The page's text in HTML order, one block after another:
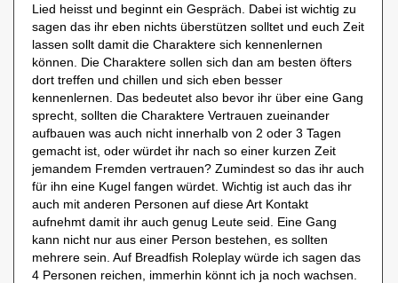
Lied heisst und beginnt ein Gespräch. Dabei ist wichtig zu
sagen das ihr eben nichts überstützen solltet und euch Zeit
lassen sollt damit die Charaktere sich kennenlernen
können. Die Charaktere sollen sich dan am besten öfters
dort treffen und chillen und sich eben besser
kennenlernen. Das bedeutet also bevor ihr über eine Gang
sprecht, sollten die Charaktere Vertrauen zueinander
aufbauen was auch nicht innerhalb von 2 oder 3 Tagen
gemacht ist, oder würdet ihr nach so einer kurzen Zeit
jemandem Fremden vertrauen? Zumindest so das ihr auch
für ihn eine Kugel fangen würdet. Wichtig ist auch das ihr
auch mit anderen Personen auf diese Art Kontakt
aufnehmt damit ihr auch genug Leute seid. Eine Gang
kann nicht nur aus einer Person bestehen, es sollten
mehrere sein. Auf Breadfish Roleplay würde ich sagen das
4 Personen reichen, immerhin könnt ich ja noch wachsen.